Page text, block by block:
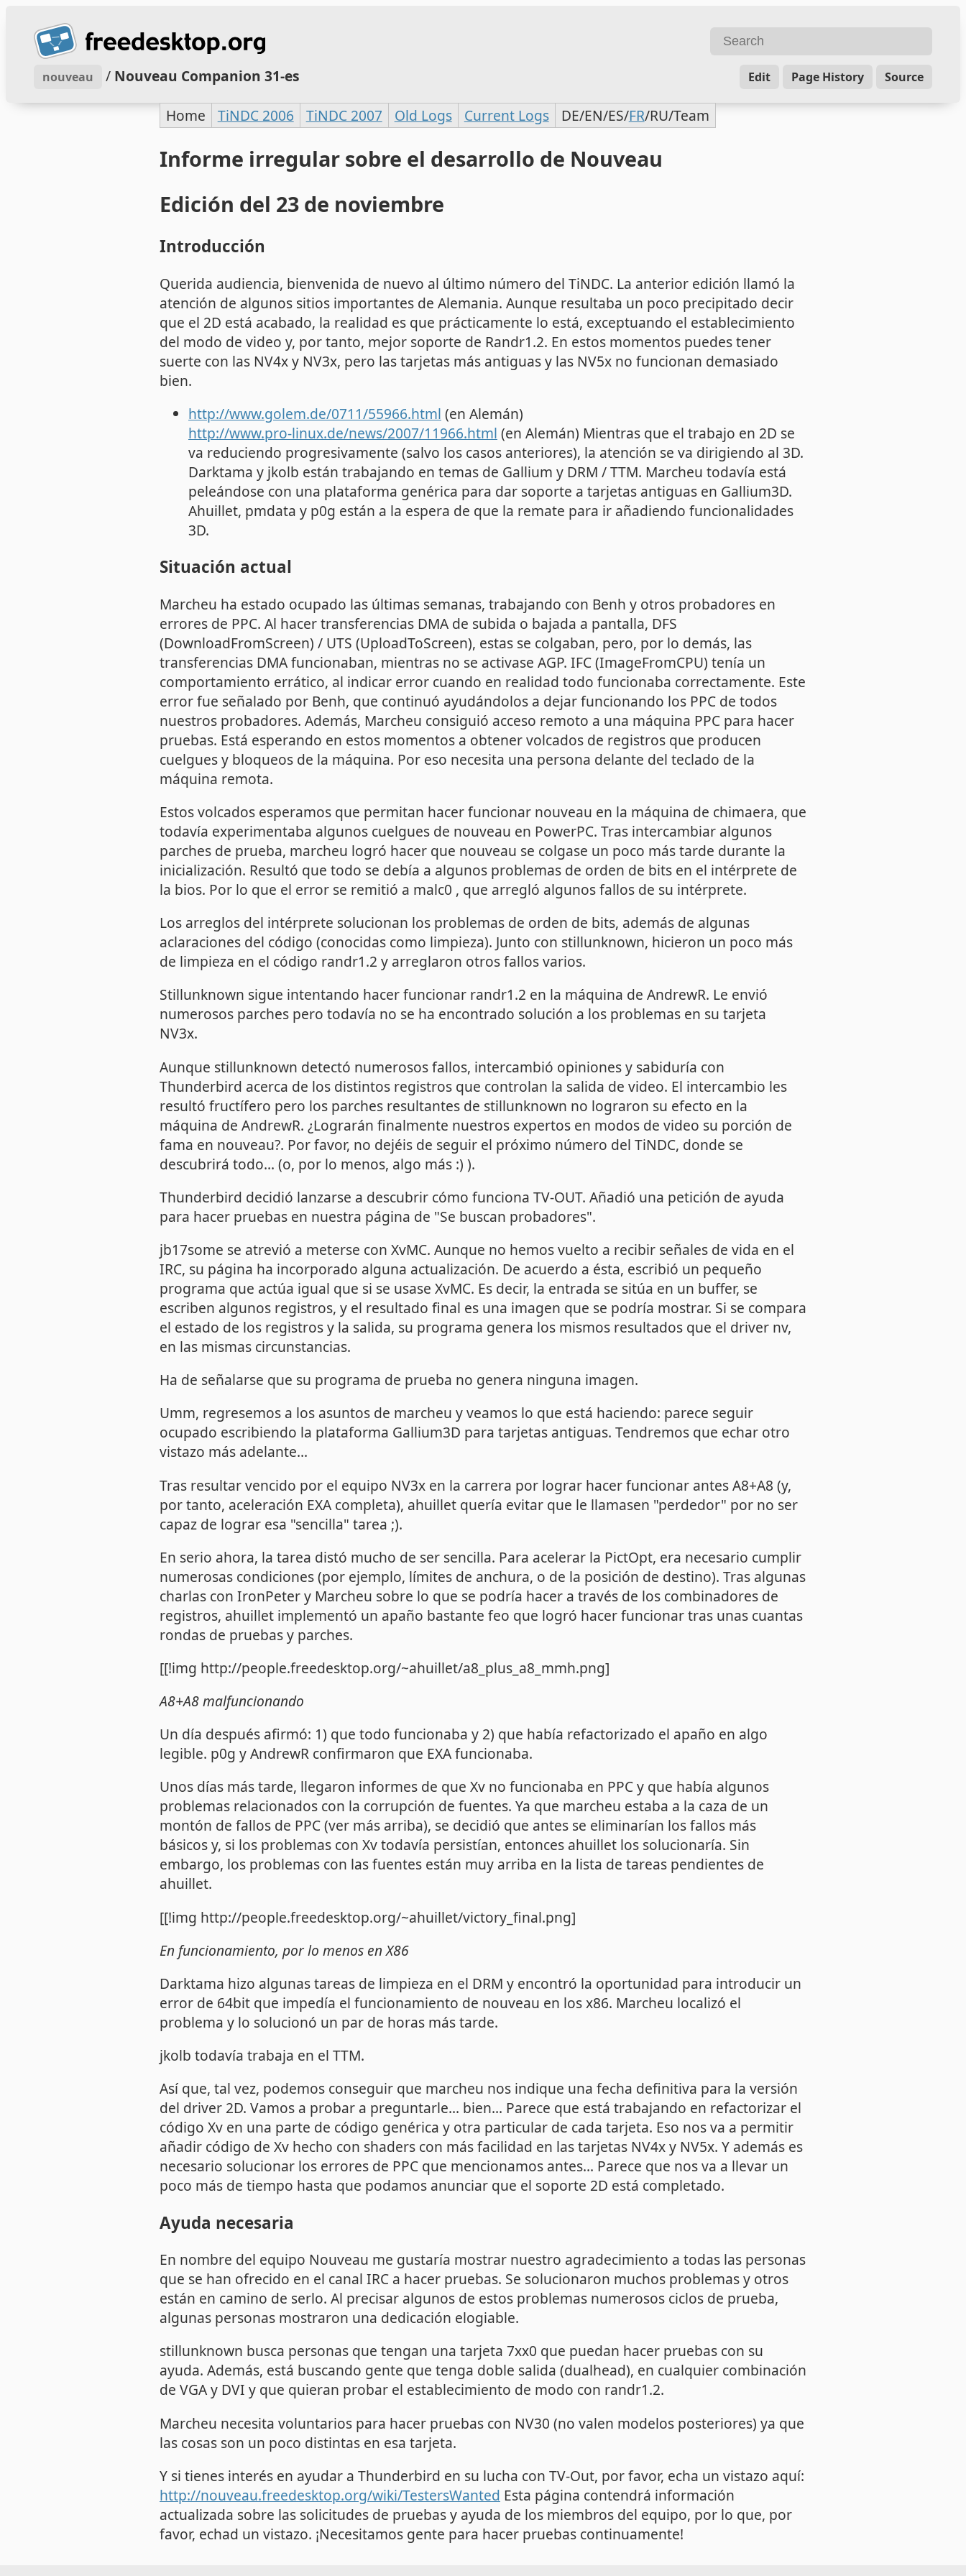
nouveau / Nouveau Companion 31-es Edit Page History Source
Home TiNDC 2006 TiNDC 2007 Old Logs Current Logs DE/EN/ES/FR/RU/Team
Informe irregular sobre el desarrollo de Nouveau
Edición del 23 de noviembre
Introducción
Querida audiencia, bienvenida de nuevo al último número del TiNDC. La anterior edición llamó la
atención de algunos sitios importantes de Alemania. Aunque resultaba un poco precipitado decir
que el 2D está acabado, la realidad es que prácticamente lo está, exceptuando el establecimiento
del modo de video y, por tanto, mejor soporte de Randr1.2. En estos momentos puedes tener
suerte con las NV4x y NV3x, pero las tarjetas más antiguas y las NV5x no funcionan demasiado
bien.
http://www.golem.de/0711/55966.html (en Alemán)
http://www.pro-linux.de/news/2007/11966.html (en Alemán) Mientras que el trabajo en 2D se
va reduciendo progresivamente (salvo los casos anteriores), la atención se va dirigiendo al 3D.
Darktama y jkolb están trabajando en temas de Gallium y DRM / TTM. Marcheu todavía está
peleándose con una plataforma genérica para dar soporte a tarjetas antiguas en Gallium3D.
Ahuillet, pmdata y p0g están a la espera de que la remate para ir añadiendo funcionalidades
3D.
Situación actual
Marcheu ha estado ocupado las últimas semanas, trabajando con Benh y otros probadores en
errores de PPC. Al hacer transferencias DMA de subida o bajada a pantalla, DFS
(DownloadFromScreen) / UTS (UploadToScreen), estas se colgaban, pero, por lo demás, las
transferencias DMA funcionaban, mientras no se activase AGP. IFC (ImageFromCPU) tenía un
comportamiento errático, al indicar error cuando en realidad todo funcionaba correctamente. Este
error fue señalado por Benh, que continuó ayudándolos a dejar funcionando los PPC de todos
nuestros probadores. Además, Marcheu consiguió acceso remoto a una máquina PPC para hacer
pruebas. Está esperando en estos momentos a obtener volcados de registros que producen
cuelgues y bloqueos de la máquina. Por eso necesita una persona delante del teclado de la
máquina remota.
Estos volcados esperamos que permitan hacer funcionar nouveau en la máquina de chimaera, que
todavía experimentaba algunos cuelgues de nouveau en PowerPC. Tras intercambiar algunos
parches de prueba, marcheu logró hacer que nouveau se colgase un poco más tarde durante la
inicialización. Resultó que todo se debía a algunos problemas de orden de bits en el intérprete de
la bios. Por lo que el error se remitió a malc0 , que arregló algunos fallos de su intérprete.
Los arreglos del intérprete solucionan los problemas de orden de bits, además de algunas
aclaraciones del código (conocidas como limpieza). Junto con stillunknown, hicieron un poco más
de limpieza en el código randr1.2 y arreglaron otros fallos varios.
Stillunknown sigue intentando hacer funcionar randr1.2 en la máquina de AndrewR. Le envió
numerosos parches pero todavía no se ha encontrado solución a los problemas en su tarjeta
NV3x.
Aunque stillunknown detectó numerosos fallos, intercambió opiniones y sabiduría con
Thunderbird acerca de los distintos registros que controlan la salida de video. El intercambio les
resultó fructífero pero los parches resultantes de stillunknown no lograron su efecto en la
máquina de AndrewR. ¿Lograrán finalmente nuestros expertos en modos de video su porción de
fama en nouveau?. Por favor, no dejéis de seguir el próximo número del TiNDC, donde se
descubrirá todo... (o, por lo menos, algo más :) ).
Thunderbird decidió lanzarse a descubrir cómo funciona TV-OUT. Añadió una petición de ayuda
para hacer pruebas en nuestra página de "Se buscan probadores".
jb17some se atrevió a meterse con XvMC. Aunque no hemos vuelto a recibir señales de vida en el
IRC, su página ha incorporado alguna actualización. De acuerdo a ésta, escribió un pequeño
programa que actúa igual que si se usase XvMC. Es decir, la entrada se sitúa en un buffer, se
escriben algunos registros, y el resultado final es una imagen que se podría mostrar. Si se compara
el estado de los registros y la salida, su programa genera los mismos resultados que el driver nv,
en las mismas circunstancias.
Ha de señalarse que su programa de prueba no genera ninguna imagen.
Umm, regresemos a los asuntos de marcheu y veamos lo que está haciendo: parece seguir
ocupado escribiendo la plataforma Gallium3D para tarjetas antiguas. Tendremos que echar otro
vistazo más adelante...
Tras resultar vencido por el equipo NV3x en la carrera por lograr hacer funcionar antes A8+A8 (y,
por tanto, aceleración EXA completa), ahuillet quería evitar que le llamasen "perdedor" por no ser
capaz de lograr esa "sencilla" tarea ;).
En serio ahora, la tarea distó mucho de ser sencilla. Para acelerar la PictOpt, era necesario cumplir
numerosas condiciones (por ejemplo, límites de anchura, o de la posición de destino). Tras algunas
charlas con IronPetery Marcheu sobre lo que se podría hacer a través de los combinadores de
registros, ahuillet implementó un apaño bastante feo que logró hacer funcionar tras unas cuantas
rondas de pruebas y parches.
[[!img http://people.freedesktop.org/~ahuillet/a8_plus_a8_mmh.png]
A8+A8 malfuncionando
Un día después afirmó: 1) que todo funcionaba y 2) que había refactorizado el apaño en algo
legible. p0g y AndrewR confirmaron que EXA funcionaba.
Unos días más tarde, llegaron informes de que Xv no funcionaba en PPC y que había algunos
problemas relacionados con la corrupción de fuentes. Ya que marcheu estaba a la caza de un
montón de fallos de PPC (ver más arriba), se decidió que antes se eliminarían los fallos más
básicos y, si los problemas con Xv todavía persistían, entonces ahuillet los solucionaría. Sin
embargo, los problemas con las fuentes están muy arriba en la lista de tareas pendientes de
ahuillet.
[[!img http://people.freedesktop.org/~ahuillet/victory_final.png]
En funcionamiento, por lo menos en X86
Darktama hizo algunas tareas de limpieza en el DRM y encontró la oportunidad para introducir un
error de 64bit que impedía el funcionamiento de nouveau en los x86. Marcheu localizó el
problema y lo solucionó un par de horas más tarde.
jkolb todavía trabaja en el TTM.
Así que, tal vez, podemos conseguir que marcheu nos indique una fecha definitiva para la versión
del driver 2D. Vamos a probar a preguntarle... bien... Parece que está trabajando en refactorizar el
código Xv en una parte de código genérica y otra particular de cada tarjeta. Eso nos va a permitir
añadir código de Xv hecho con shaders con más facilidad en las tarjetas NV4x y NV5x. Y además es
necesario solucionar los errores de PPC que mencionamos antes... Parece que nos va a llevar un
poco más de tiempo hasta que podamos anunciar que el soporte 2D está completado.
Ayuda necesaria
En nombre del equipo Nouveau me gustaría mostrar nuestro agradecimiento a todas las personas
que se han ofrecido en el canal IRC a hacer pruebas. Se solucionaron muchos problemas y otros
están en camino de serlo. Al precisar algunos de estos problemas numerosos ciclos de prueba,
algunas personas mostraron una dedicación elogiable.
stillunknown busca personas que tengan una tarjeta 7xx0 que puedan hacer pruebas con su
ayuda. Además, está buscando gente que tenga doble salida (dualhead), en cualquier combinación
de VGA y DVI y que quieran probar el establecimiento de modo con randr1.2.
Marcheu necesita voluntarios para hacer pruebas con NV30 (no valen modelos posteriores) ya que
las cosas son un poco distintas en esa tarjeta.
Y si tienes interés en ayudar a Thunderbird en su lucha con TV-Out, por favor, echa un vistazo aquí:
http://nouveau.freedesktop.org/wiki/TestersWanted Esta página contendrá información
actualizada sobre las solicitudes de pruebas y ayuda de los miembros del equipo, por lo que, por
favor, echad un vistazo. ¡Necesitamos gente para hacer pruebas continuamente!